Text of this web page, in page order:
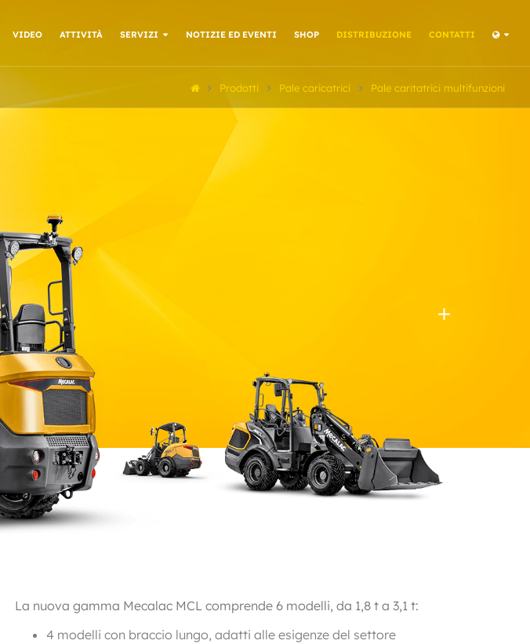
VIDEO ATTIVITÀ SERVIZI NOTIZIE ED EVENTI SHOP DISTRIBUZIONE CONTATTI
Prodotti Pale caricatrici Pale caritatrici multifunzioni
La nuova gamma Mecalac MCL comprende 6 modelli, da 1,8 t a 3,1 t:
4 modelli con braccio lungo, adatti alle esigenze del settore